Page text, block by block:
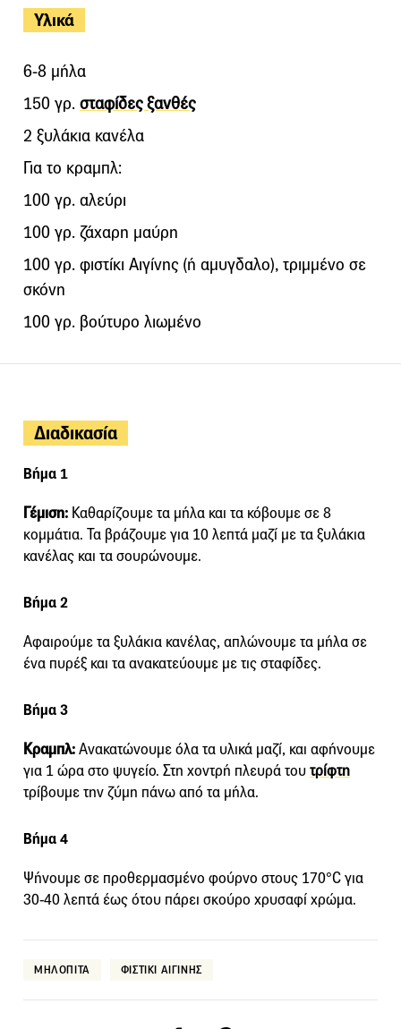
Υλικά
6-8 μήλα
150 γρ. σταφίδες ξανθές
2 ξυλάκια κανέλα
Για το κραμπλ:
100 γρ. αλεύρι
100 γρ. ζάχαρη μαύρη
100 γρ. φιστίκι Αιγίνης (ή αμυγδαλο), τριμμένο σε
σκόνη
100 γρ. βούτυρο λιωμένο
Διαδικασία
Βήμα 1
Γέμιση: Καθαρίζουμε τα μήλα και τα κόβουμε σε 8
κομμάτια. Τα βράζουμε για 10 λεπτά μαζί με τα ξυλάκια
κανέλας και τα σουρώνουμε.
Βήμα 2
Αφαιρούμε τα ξυλάκια κανέλας, απλώνουμε τα μήλα σε
ένα πυρέξ και τα ανακατεύουμε με τις σταφίδες.
Βήμα 3
Κραμπλ:Ανακατώνουμε όλα τα υλικά μαζί, και αφήνουμε
για 1 ώρα στο ψυγείο. Στη χοντρή πλευρά του τρίφτη
τρίβουμε την ζύμη πάνω από τα μήλα.
Βήμα 4
Ψήνουμε σε προθερμασμένο φούρνο στους 170°C για
30-40 λεπτά έως ότου πάρει σκούρο χρυσαφί χρώμα.
ΜΗΛΟΠΙΤΑ ΦΙΣΤΙΚΙ ΑΙΓΙΝΗΣ